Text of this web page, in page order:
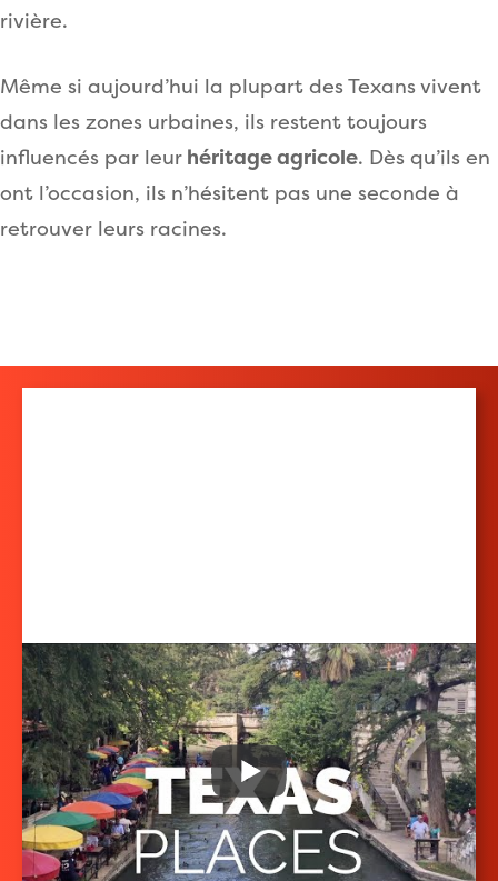
rivière.
Même si aujourd’hui la plupart des Texans vivent
dans les zones urbaines, ils restent toujours
influencés par leur héritage agricole. Dès qu’ils en
ont l’occasion, ils n’hésitent pas une seconde à
retrouver leurs racines.